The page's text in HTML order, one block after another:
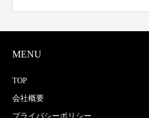
MENU
TOP
会社概要
プライバシーポリシー